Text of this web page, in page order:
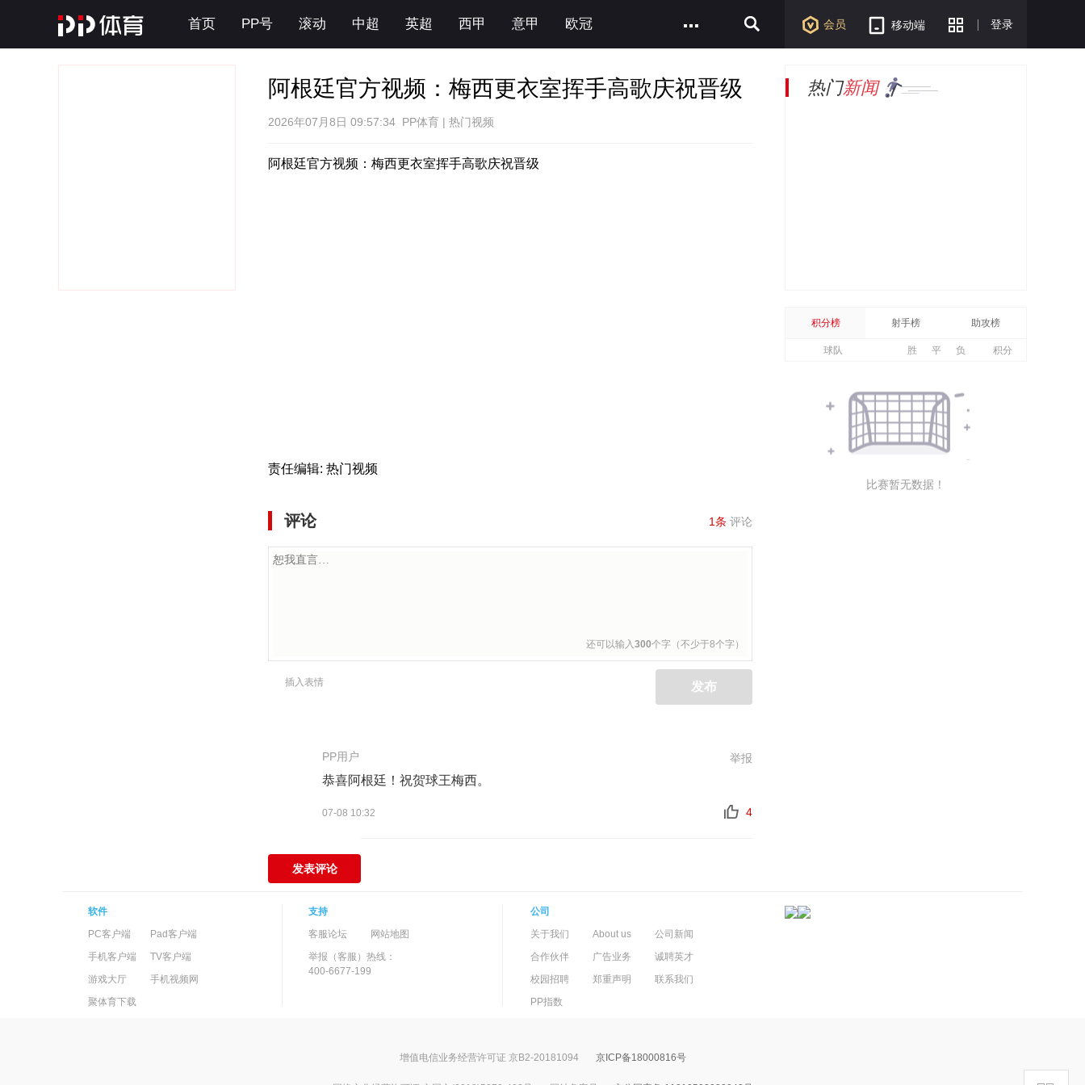
首页 PP号 滚动 中超 英超 西甲 意甲 欧冠 会员 移动端 登录
阿根廷官方视频：梅西更衣室挥手高歌庆祝晋级
2026年07月8日 09:57:34 PP体育 | 热门视频
阿根廷官方视频：梅西更衣室挥手高歌庆祝晋级
责任编辑: 热门视频
评论 1条 评论
还可以输入300个字（不少于8个字）
发布
插入表情
举报
PP用户
恭喜阿根廷！祝贺球王梅西。
07-08 10:32 4
发表评论
热门新闻
积分榜 射手榜 助攻榜
球队 胜 平 负 积分
比赛暂无数据！
软件
PC客户端
Pad客户端
手机客户端
TV客户端
游戏大厅
手机视频网
聚体育下载
支持
客服论坛
网站地图
举报（客服）热线：
400-6677-199
公司
关于我们
About us
公司新闻
合作伙伴
广告业务
诚聘英才
校园招聘
郑重声明 联系我们
PP指数
增值电信业务经营许可证 京B2-20181094 京ICP备18000816号